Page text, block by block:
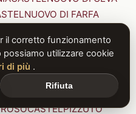
DI FARFA
DON BOSCO
NIGRA
RANGONE
VAL DI CECINA
CASTELPIZZUTO
il corretto funzionamento
utilizzare cookie
di più .
Rifiuta